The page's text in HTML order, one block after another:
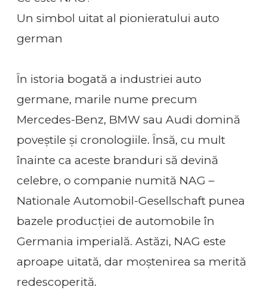
Un simbol uitat al pionieratului auto
german
În istoria bogată a industriei auto
germane, marile nume precum
Mercedes-Benz, BMW sau Audi domină
poveștile și cronologiile. Însă, cu mult
înainte ca aceste branduri să devină
celebre, o companie numită NAG –
Nationale Automobil-Gesellschaft punea
bazele producției de automobile în
Germania imperială. Astăzi, NAG este
aproape uitată, dar moștenirea sa merită
redescoperită.